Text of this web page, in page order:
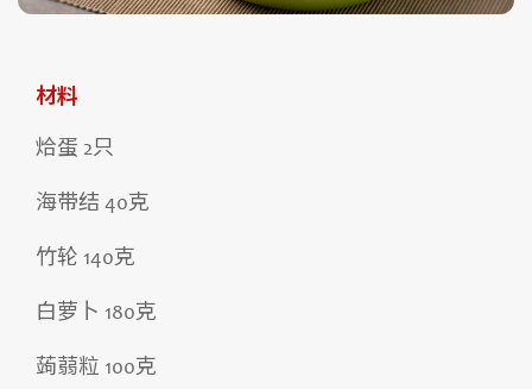
材料
烚蛋 2只
海带结 40克
竹轮 140克
白萝卜 180克
蒟蒻粒 100克